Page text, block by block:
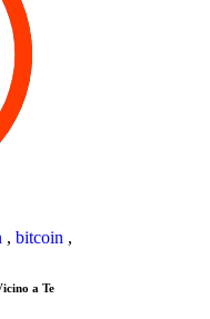
, bitcoin ,
a Te